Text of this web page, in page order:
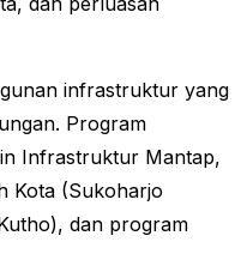
infrastruktur yang
Program
Infrastruktur Mantap,
Kota (Sukoharjo
dan program